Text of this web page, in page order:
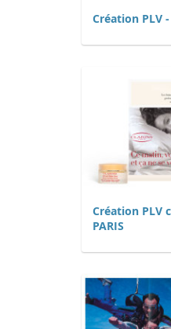
Création PLV -
Création PLV
PARIS